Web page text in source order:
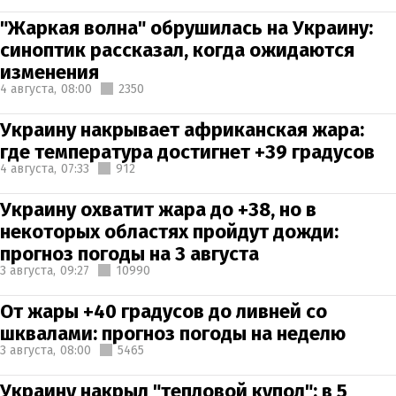
"Жаркая волна" обрушилась на Украину:
синоптик рассказал, когда ожидаются
изменения
4 августа, 08:00 2350
Украину накрывает африканская жара:
где температура достигнет +39 градусов
4 августа, 07:33 912
Украину охватит жара до +38, но в
некоторых областях пройдут дожди:
прогноз погоды на 3 августа
3 августа, 09:27 10990
От жары +40 градусов до ливней со
шквалами: прогноз погоды на неделю
3 августа, 08:00 5465
Украину накрыл "тепловой купол": в 5